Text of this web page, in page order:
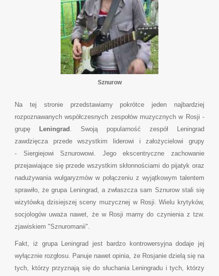
Sznurow
Na tej stronie przedstawiamy pokrótce jeden najbardziej
rozpoznawanych współczesnych zespołów muzycznych w Rosji -
grupę
Leningrad . Swoją popularność zespół Leningrad
zawdzięcza przede wszystkim liderowi i założycielowi grupy
- Siergiejowi Sznurowowi. Jego ekscentryczne zachowanie
przejawiające się przede wszystkim skłonnościami do pijatyk oraz
nadużywania wulgaryzmów w połączeniu z wyjątkowym talentem
sprawiło, że grupa Leningrad, a zwłaszcza sam Sznurow stali się
wizytówką dzisiejszej sceny muzycznej w Rosji. Wielu krytyków,
socjologów uważa nawet, że w Rosji mamy do czynienia z tzw.
zjawiskiem "Sznuromanii".
Fakt, iż grupa Leningrad jest bardzo kontrowersyjna dodaje jej
wyłącznie rozgłosu. Panuje nawet opinia, że Rosjanie dzielą się na
tych, którzy przyznają się do słuchania Leningradu i tych, którzy